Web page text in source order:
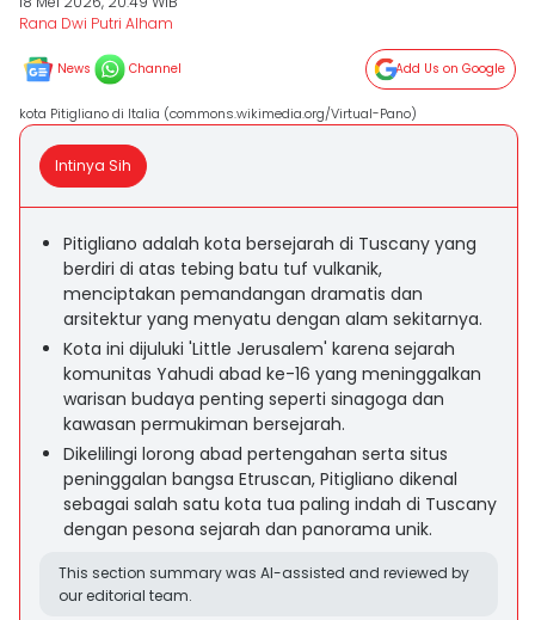
Rana Dwi Putri Alham
News Channel Add Us on Google
kota Pitigliano di Italia (commons.wikimedia.org/Virtual-Pano)
Intinya Sih
Pitigliano adalah kota bersejarah di Tuscany yang
berdiri di atas tebing batu tuf vulkanik,
menciptakan pemandangan dramatis dan
arsitektur yang menyatu dengan alam sekitarnya.
Kota ini dijuluki 'Little Jerusalem' karena sejarah
komunitas Yahudi abad ke-16 yang meninggalkan
warisan budaya penting seperti sinagoga dan
kawasan permukiman bersejarah.
Dikelilingi lorong abad pertengahan serta situs
peninggalan bangsa Etruscan, Pitigliano dikenal
sebagai salah satu kota tua paling indah di Tuscany
dengan pesona sejarah dan panorama unik.
This section summary was AI-assisted and reviewed by
our editorial team.